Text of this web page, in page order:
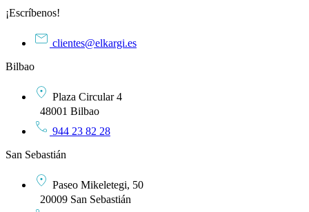
¡Escríbenos!
clientes@elkargi.es
Bilbao
Plaza Circular 4
48001 Bilbao
944 23 82 28
San Sebastián
Paseo Mikeletegi, 50
20009 San Sebastián